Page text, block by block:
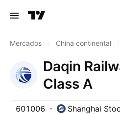
Mercados China continental
Daqin
Class A
601006 Shanghai